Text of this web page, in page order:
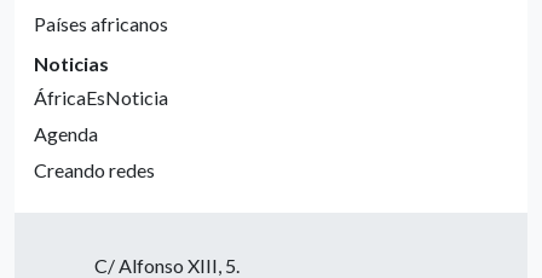
Países africanos
Noticias
ÁfricaEsNoticia
Agenda
Creando redes
C/ Alfonso XIII, 5.